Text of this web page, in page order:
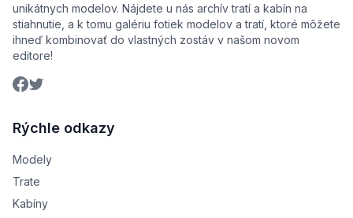
unikátnych modelov. Nájdete u nás archív tratí a kabín na
stiahnutie, a k tomu galériu fotiek modelov a tratí, ktoré môžete
ihneď kombinovať do vlastných zostáv v našom novom
editore!
Rýchle odkazy
Modely
Trate
Kabíny